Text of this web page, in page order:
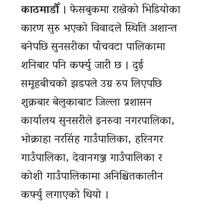
काठमाडौँ। फेसबुकमा राखेको भिडियोका
कारण सुरु भएको विवादले स्थिति अशान्त
बनेपछि सुनसरीका पाँचवटा पालिकामा
शनिबार पनि कर्फ्यु जारी छ । दुई
समूहबीचको झडपले उग्र रुप लिएपछि
शुक्रबार बेलुकाबाट जिल्ला प्रशासन
कार्यालय सुनसरीले इनरुवा नगरपालिका,
भोक्राहा नरसिंह गाउँपालिका, हरिनगर
गाउँपालिका, देवानगञ्ज गाउँपालिका र
कोशी गाउँपालिकामा अनिश्चितकालीन
कर्फ्यु लगाएको थियो ।